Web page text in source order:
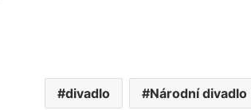
divadlo Národní divadlo